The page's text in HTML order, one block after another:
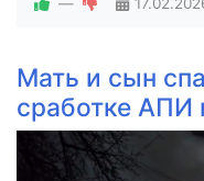
—
Мать и сын
сработке АПИ